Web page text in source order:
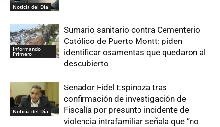
Noticia del Día
Informando
Primero
Sumario sanitario contra Cementerio
Católico de Puerto Montt: piden
identificar osamentas que quedaron al
descubierto
Noticia del Día
Senador Fidel Espinoza tras
confirmación de investigación de
Fiscalía por presunto incidente de
violencia intrafamiliar señala que “no